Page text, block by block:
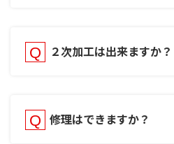
２次加工は出来ますか？
修理はできますか？